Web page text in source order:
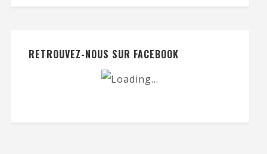
RETROUVEZ-NOUS SUR FACEBOOK